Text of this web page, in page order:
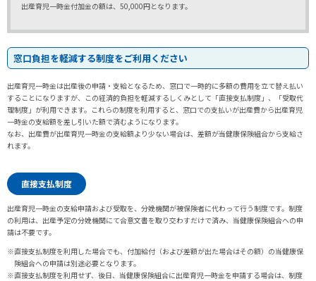
出産育児一時金付加金の額は、50,000円となります。
窓口負担を軽減する制度をご利用ください
出産育児一時金は出産後の申請・支給となるため、窓口で一時的に多額の費用を立て替え払い
することになりますが、この経済的負担を軽減するしくみとして「直接支払制度」、「受取代
理制度」が利用できます。これらの制度を利用すると、窓口での支払いが出産費から出産育児
一時金の支給額を差し引いた額で済むようになります。
なお、出産費が出産育児一時金の支給額より少ない場合は、差額が当健康保険組合から支給さ
れます。
直接支払制度
出産育児一時金の支給申請および受取を、分娩機関が被保険者に代わって行う制度です。制度
の利用は、出産予定の分娩機関にて合意文書を取り交わすだけで済み、当健康保険組合への申
請は不要です。
※直接支払制度を利用した場合でも、付加給付（および差額が出た場合はその額）の当健康保
険組合への申請は別途必要となります。
※直接支払制度を利用せず、後日、当健康保険組合に出産育児一時金を申請する場合は、制度